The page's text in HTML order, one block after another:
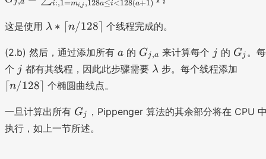
_i
_i
q
q
u
a
1
m
{j
0
}
^
\l
a
m
_
:,
1
=
{i
<
c
ei
/
{j
}
=
\
s
_
j a i:,1=mi, j ,128a≤i<128(a+1) i
这是使用 \l
m
b
d
*
\l
ce
λ ∗ ⌈n/128⌉ 个线程完成的。
(2.b) 然后，通过添加所有 a
a 的 G
_
{
}
Gj ,a 来计算每个 jj 的 G
_
j
Gj 。每
个 jj 都有其线程，因此此步骤需要 \l
b
λ 步。每个线程添加
e
⌈n/128⌉ 个椭圆曲线点。
一旦计算出所有 G
_
j
Gj
，Pippenger 算法的其余部分将在 CPU
执行，如上一节所述。